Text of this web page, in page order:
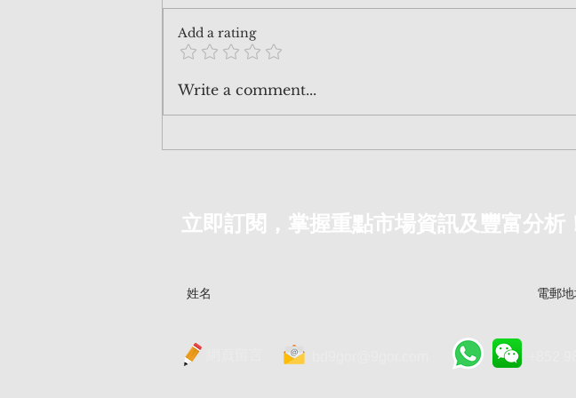
260711 AI 沒有玩完，但 AI 商
《AI泡沫爆破：終局的開
Add a rating
Write a comment...
立即訂閱，掌握重點市場資訊及豐富分析！